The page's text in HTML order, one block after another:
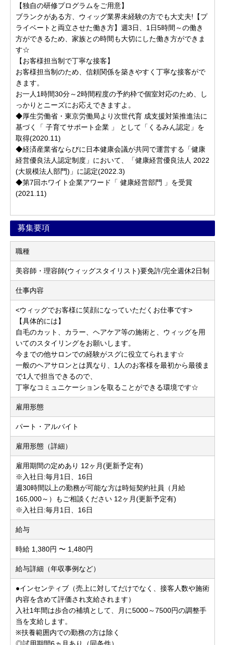
【独自の研修プログラムをご用意】
ブランクがある方、ウィッグ業界未経験の方でも大丈夫!【プ
ライベートと両立させた働き方】週3日、1日5時間～の働き
方ができるため、家族との時間も大切にした働き方ができま
す☆
【お客様担当制で丁寧な接客】
お客様担当制のため、信頼関係を築きやすく丁寧な接客がで
きます。
お一人1時間30分～2時間程度の予約枠で個室対応のため、し
っかりとニーズにお応えできますよ。
◆厚生労働省・東京労働局より次世代育 成支援対策推進法に
基づく「 子育てサポート企業 」 として「くるみん認定」を
取得(2020.11)
◆経済産業省ならびに日本健康会議が共同で運営する「健康
経営優良法人認定制度」において、「健康経営優良法人 2022
(大規模法人部門)」に認定(2022.3)
◆第7回ホワイト企業アワード「 健康経営部門 」を受賞
(2021.11)
募集要項
職種
美容師・理容師(ウィッグスタイリスト)要免許/完全週休2日制
仕事内容
<ウィッグでお客様に笑顔になっていただくお仕事です>
【具体的には】
自毛のカット、カラー、ヘアケア等の施術と、ウィッグを用
いてのスタイリングをお願いします。
今までの他サロンでの経験がスグに役立てられます☆
一般のヘアサロンとは異なり、1人のお客様を最初から最後ま
で1人で担当できるので、
丁寧なコミュニケーションを取ることができる環境です☆
雇用形態
パート・アルバイト
雇用形態（詳細）
雇用期間の定めあり 12ヶ月(更新予定有)
※入社日:毎月1日、16日
週30時間以上の勤務が可能な方は時短契約社員（月給
165,000～）もご相談ください 12ヶ月(更新予定有)
※入社日:毎月1日、16日
給与
時給 1,380円 〜 1,480円
給与詳細（年収事例など）
●インセンティブ（売上に対してだけでなく、接客人数や施術
内容を含めて評価され支給されます）
入社1年間は歩合の補填として、月に5000～7500円の調整手
当を支給します。
※扶養範囲内での勤務の方は除く